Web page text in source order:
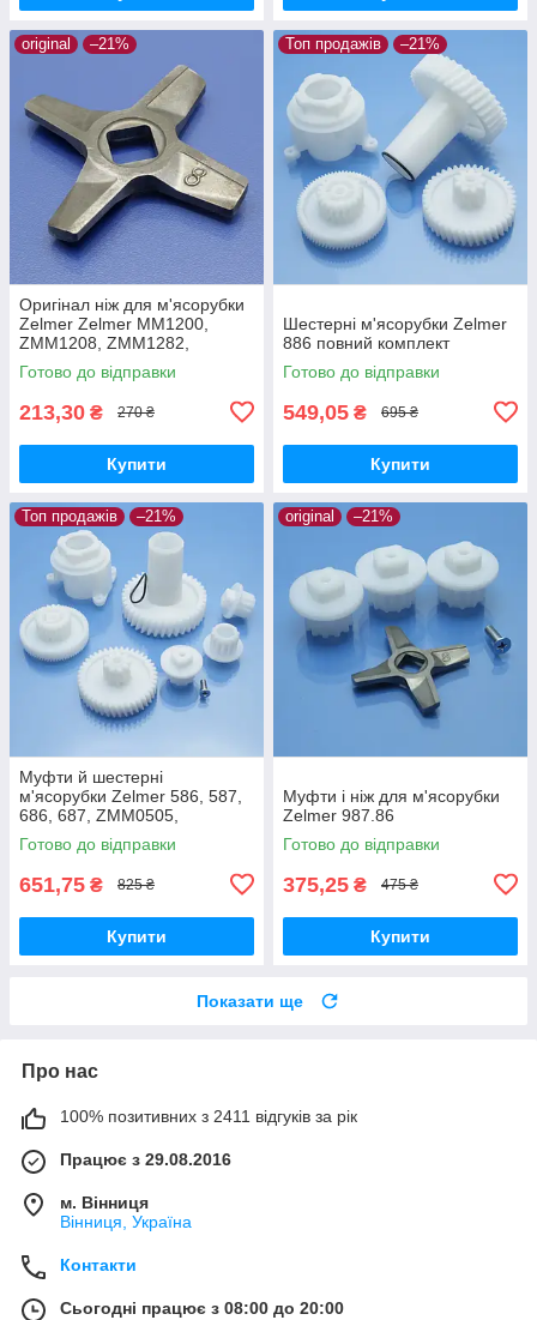
original –21%
Оригінал ніж для м'ясорубки
Zelmer Zelmer MM1200,
ZMM1208, ZMM1282,
ZMM1283, ZMM1284,
ZMM1288, ZMM1289,
Готово до відправки
213,30 ₴ 270 ₴
Купити
Топ продажів –21%
Шестерні м'ясорубки Zelmer
886 повний комплект
Готово до відправки
549,05 ₴ 695 ₴
Купити
Топ продажів –21%
Муфти й шестерні
м'ясорубки Zelmer 586, 587,
686, 687, ZMM0505,
ZMM0554, ZMM0805,
ZMM0815, ZMM0854,
ZMM1005
Готово до відправки
651,75 ₴ 825 ₴
Купити
original –21%
Муфти і ніж для м'ясорубки
Zelmer 987.86
Готово до відправки
375,25 ₴ 475 ₴
Купити
Показати ще
Про нас
100% позитивних з 2411 відгуків за рік
Працює з 29.08.2016
м. Вінниця
Вінниця, Україна
Контакти
Сьогодні працює з 08:00 до 20:00